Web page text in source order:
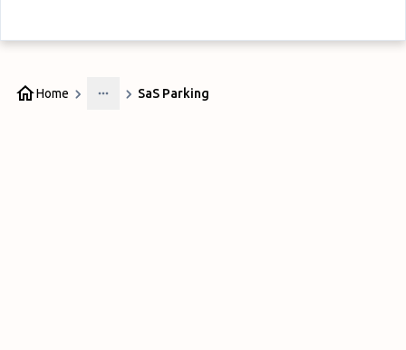
Home
More
SaS Parking